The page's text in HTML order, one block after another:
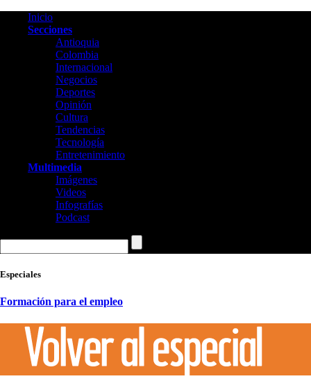
Inicio
Secciones
Antioquia
Colombia
Internacional
Negocios
Deportes
Opinión
Cultura
Tendencias
Tecnología
Entretenimiento
Multimedia
Imágenes
Videos
Infografías
Podcast
Especiales
Formación para el empleo